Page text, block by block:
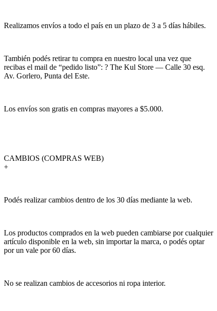
Realizamos envíos a todo el país en un plazo de 3 a 5 días hábiles.
También podés retirar tu compra en nuestro local una vez que
recibas el mail de “pedido listo”: ? The Kul Store — Calle 30 esq.
Av. Gorlero, Punta del Este.
Los envíos son gratis en compras mayores a $5.000.
CAMBIOS (COMPRAS WEB)
+
Podés realizar cambios dentro de los 30 días mediante la web.
Los productos comprados en la web pueden cambiarse por cualquier
artículo disponible en la web, sin importar la marca, o podés optar
por un vale por 60 días.
No se realizan cambios de accesorios ni ropa interior.